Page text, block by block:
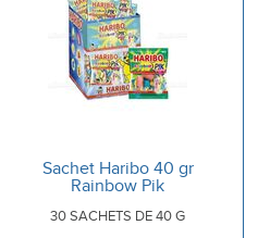
Sachet Haribo 40 gr
Rainbow Pik
30 SACHETS DE 40 G